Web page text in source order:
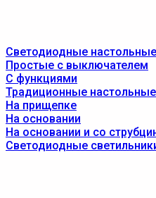
Светодиодные
Простые с выключателем
С функциями
Традиционные настольные
На прищепке
На основании
На основании и со
Светодиодные